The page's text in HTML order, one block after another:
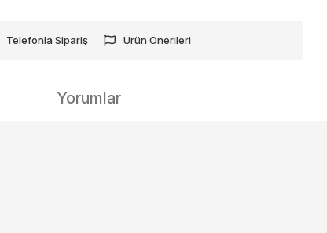
Telefonla Sipariş Ürün Önerileri
Yorumlar